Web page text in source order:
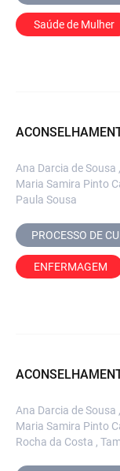
Saúde de Mulher
Ana Darcia de
Maria Samira Pinto
Paula Sousa
ENFERMAGEM
Ana Darcia de
Maria Samira Pinto
Rocha da Costa ,